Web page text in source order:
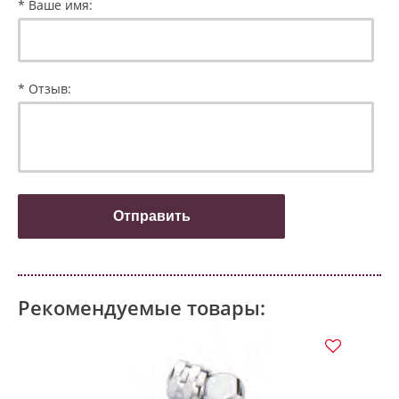
* Ваше имя:
* Отзыв:
Рекомендуемые товары: